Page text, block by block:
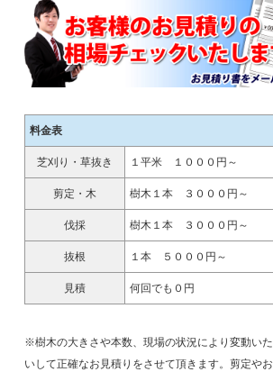
料金表
芝刈り・草抜き １平米 １０００円～
剪定・木 樹木１本 ３０００円～
伐採 樹木１本 ３０００円～
抜根 １本 ５０００円～
見積 何回でも０円
※樹木の大きさや本数、現場の状況により変動い
いして正確なお見積りをさせて頂きます。剪定や